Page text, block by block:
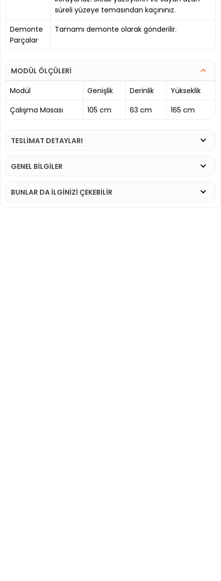
süreli yüzeye temasından kaçınınız.
Demonte
Parçalar
Tamamı demonte olarak gönderilir.
MODÜL ÖLÇÜLERİ
Modül
Genişlik Derinlik
Yükseklik
Çalışma Masası
105 cm 63 cm 165 cm
TESLİMAT DETAYLARI
GENEL BİLGİLER
BUNLAR DA İLGINIZI ÇEKEBILIR